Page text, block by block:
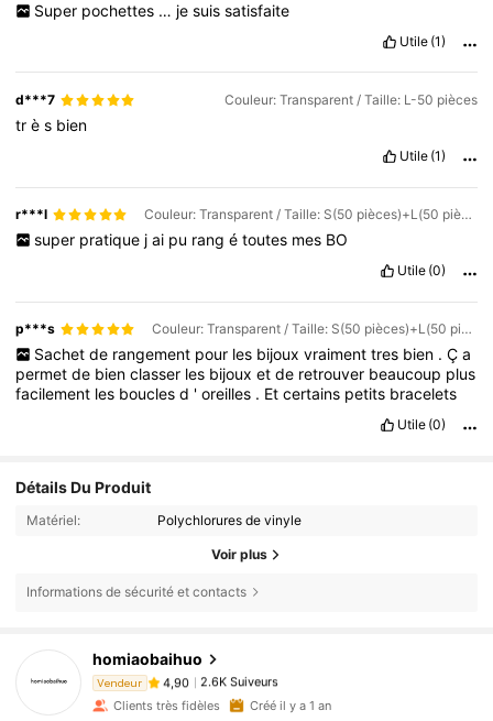
Super pochettes … je suis satisfaite
Utile (1)
d***7 Couleur: Transparent / Taille: L-50 pièces
très bien
Utile (1)
r***l Couleur: Transparent / Taille: S(50 pièces)+L(50 pièces)
super pratique j ai pu rang é toutes mes BO
Utile (0)
p***s Couleur: Transparent / Taille: S(50 pièces)+L(50 pièces)
Sachet de rangement pour les bijoux vraiment tres bien . Ç a
permetde bienclasser les bijouxetde retrouver beaucoup plus
facilement les bouclesd 'oreilles . Etcertains petits bracelets
Utile (0)
Détails Du Produit
Matériel: Polychlorures de vinyle
Voir plus
Informations de sécurité et contacts
homiaobaihuo
Vendeur 4,90
2.6K Suiveurs
d***a
4,90
2.6K Suiveurs
Clients très fidèles Créé il y a 1 an